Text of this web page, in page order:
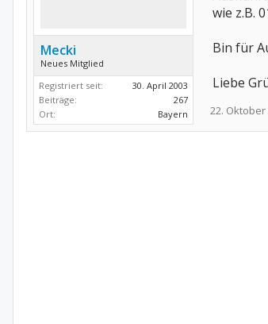
Mecki
Neues Mitglied
Registriert seit:
30. April 2003
Beiträge:
267
Ort:
Bayern
wie z.B.
Bin für
Liebe
22. Oktober